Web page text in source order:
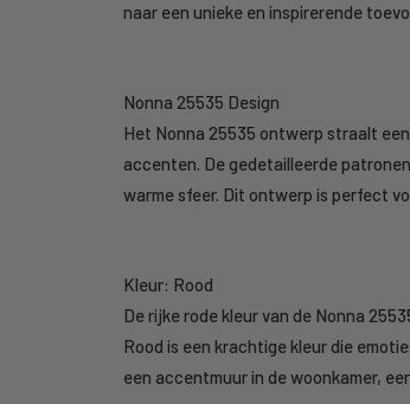
naar een unieke en inspirerende
Nonna 25535 Design
Het Nonna 25535 ontwerp straalt
accenten. De gedetailleerde
warme sfeer. Dit ontwerp is perfect
Kleur: Rood
De rijke rode kleur van de Nonna
Rood is een krachtige kleur die
een accentmuur in de woonkamer,